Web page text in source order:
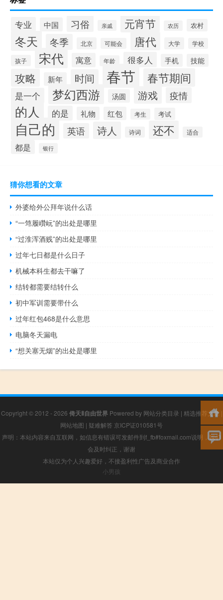
专业 中国 习俗 亲戚 元宵节 农历 农村
冬天 冬季 北京 可能会 唐代 大学 学校
孩子 宋代 寓意 年龄 很多人 手机 技能
攻略 新年 时间 春节 春节期间
是一个 梦幻西游 汤圆 游戏 疫情
的人 的是 礼物 红包 考生 考试
自己的 英语 诗人 诗词 还不 适合
都是 银行
猜你想看的文章
外婆给外公拜年说什么话
“一筇履巑岏”的出处是哪里
“过淮浑酒贱”的出处是哪里
过年七日都是什么日子
机械本科生都去干嘛了
结转都需要结转什么
初中军训需要带什么
过年红包468是什么意思
电脑冬天漏电
“想关塞无烟”的出处是哪里
Copyright © 2012 - 2026 倚天Ⅱ自由世界Powered by 网站分类目录 | 精选推荐文章 |
网站地图 | 疑难解答 京ICP证010581号
声明：本站内容来自互联网，如信息有错误可发邮件到f_fb#foxmail.com说明，我们
会及时纠正，谢谢
本站仅为个人兴趣爱好，不接盈利性广告及商业合作
小男孩